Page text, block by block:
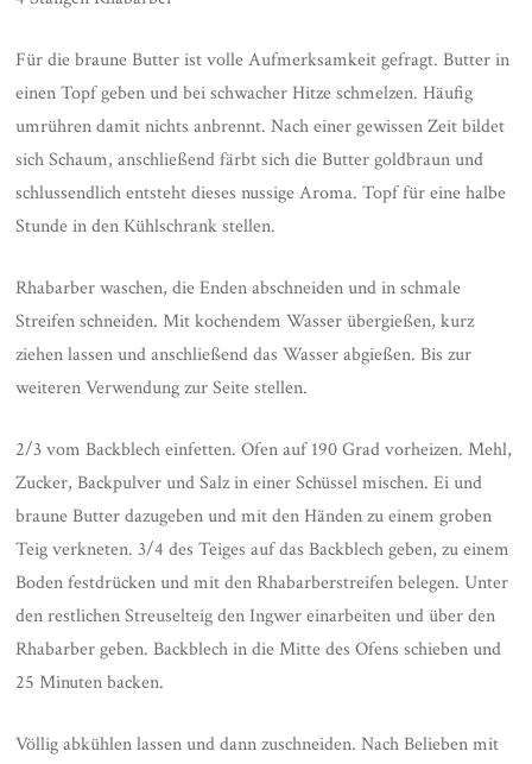
Für die braune Butter ist volle Aufmerksamkeit gefragt. Butter in
einen Topf geben und bei schwacher Hitze schmelzen. Häufig
umrühren damit nichts anbrennt. Nach einer gewissen Zeit bildet
sich Schaum, anschließend färbt sich die Butter goldbraun und
schlussendlich entsteht dieses nussige Aroma. Topf für eine halbe
Stunde in den Kühlschrank stellen.
Rhabarber waschen, die Enden abschneiden und in schmale
Streifen schneiden. Mit kochendem Wasser übergießen, kurz
ziehen lassen und anschließend das Wasser abgießen. Bis zur
weiteren Verwendung zur Seite stellen.
2/3 vom Backblech einfetten. Ofen auf 190 Grad vorheizen. Mehl,
Zucker, Backpulver und Salz in einer Schüssel mischen. Ei und
braune Butter dazugeben und mit den Händen zu einem groben
Teig verkneten. 3/4 des Teiges auf das Backblech geben, zu einem
Boden festdrücken und mit den Rhabarberstreifen belegen. Unter
den restlichen Streuselteig den Ingwer einarbeiten und über den
Rhabarber geben. Backblech in die Mitte des Ofens schieben und
25 Minuten backen.
Völlig abkühlen lassen und dann zuschneiden. Nach Belieben mit